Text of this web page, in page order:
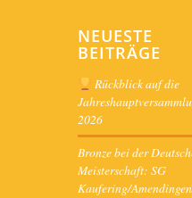
NEUESTE
BEITRÄGE
Rückblick auf die
2026
Bronze bei der
Meisterschaft: SG
Kaufering/